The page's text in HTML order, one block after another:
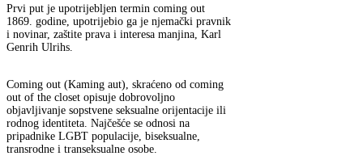
Prvi put je upotrijebljen termin coming out
1869. godine, upotrijebio ga je njemački pravnik
i novinar, zaštite prava i interesa manjina, Karl
Genrih Ulrihs.
Coming out (Kaming aut), skraćeno od coming
out of the closet opisuje dobrovoljno
objavljivanje sopstvene seksualne orijentacije ili
rodnog identiteta. Najčešće se odnosi na
pripadnike LGBT populacije, biseksualne,
transrodne i transeksualne osobe.